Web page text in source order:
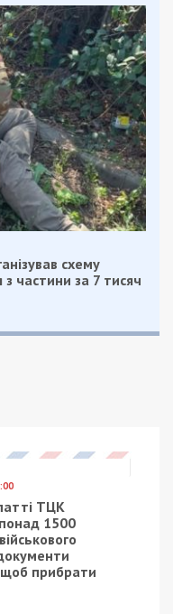
схему
з частини за 7 тисяч
ТЦК
1500
прибрати